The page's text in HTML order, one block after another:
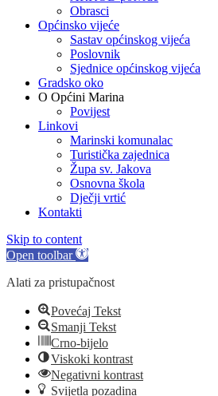
Obrasci
Općinsko vijeće
Sastav općinskog vijeća
Poslovnik
Sjednice općinskog vijeća
Gradsko oko
O Općini Marina
Povijest
Linkovi
Marinski komunalac
Turistička zajednica
Župa sv. Jakova
Osnovna škola
Dječji vrtić
Kontakti
Skip to content
Open toolbar
Alati za pristupačnost
Povećaj Tekst
Smanji Tekst
Crno-bijelo
Viskoki kontrast
Negativni kontrast
Svijetla pozadina